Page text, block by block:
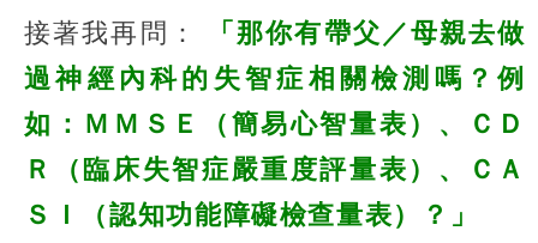
接著我再問：
「那你有帶父／母親去做
過神經內科的失智症相關檢測嗎？例
如：ＭＭＳＥ（簡易心智量表）、ＣＤ
Ｒ（臨床失智症嚴重度評量表）、ＣＡ
ＳＩ（認知功能障礙檢查量表）？」